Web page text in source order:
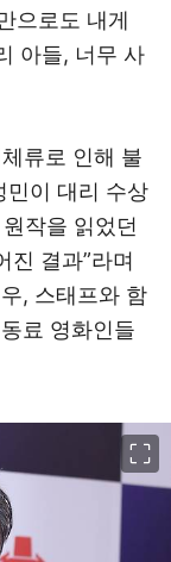
으로도 내게
아들, 너무 사
류로 인해 불
민이 대리 수상
작을 읽었던
진 결과”라며
, 스태프와 함
료 영화인들